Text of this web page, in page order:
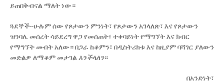
ይጠበቅብናል ማለት ነው።
ጓደኞች--ሁሉም ሰው የጾታውን ምንነት፣ የጾታውን አገላለጽ፣ እና የጾታውን
ዝንባሌ መሰረት ሳይደረግ ዋጋ የመሰጠት፣ ተቀባይነት የማግኘት እና ክብር
የማግኘት መብት አለው። በጋራ ከቆምን፣ በዲስትሪክቱ እና ከዚያም ባሻገር ያለውን
መድልዎ ለማቆም መታገል እንችላለን።
በአንድነት፣